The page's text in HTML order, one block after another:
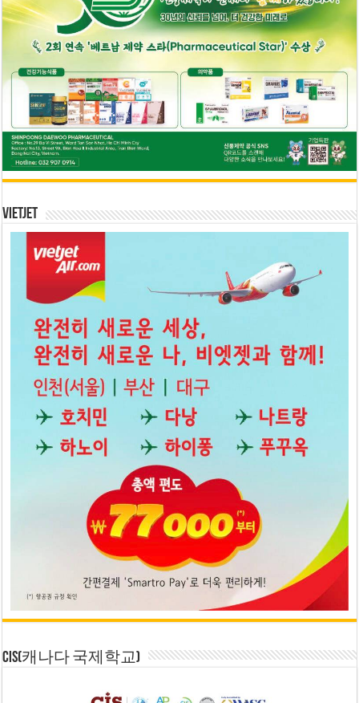
Vietjet
CIS(캐나다 국제학교)